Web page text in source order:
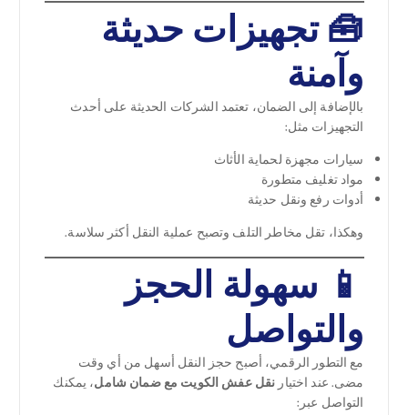
🧰 تجهيزات حديثة
وآمنة
بالإضافة إلى الضمان، تعتمد الشركات الحديثة على أحدث
التجهيزات مثل:
سيارات مجهزة لحماية الأثاث
مواد تغليف متطورة
أدوات رفع ونقل حديثة
وهكذا، تقل مخاطر التلف وتصبح عملية النقل أكثر سلاسة.
📱 سهولة الحجز
والتواصل
مع التطور الرقمي، أصبح حجز النقل أسهل من أي وقت
مضى. عند اختيارنقل عفش الكويت مع ضمان شامل، يمكنك
التواصل عبر: